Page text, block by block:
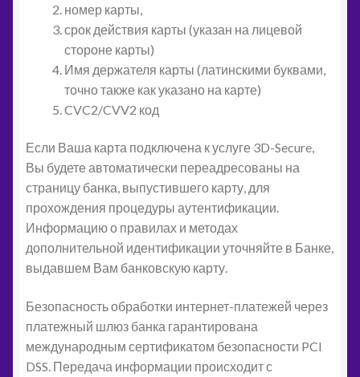
номер карты,
срок действия карты (указан на лицевой
стороне карты)
Имя держателя карты (латинскими буквами,
точно также как указано на карте)
CVC2/CVV2 код
Если Ваша карта подключена к услуге 3D-Secure,
Вы будете автоматически переадресованы на
страницу банка, выпустившего карту, для
прохождения процедуры аутентификации.
Информацию о правилах и методах
дополнительной идентификации уточняйте в Банке,
выдавшем Вам банковскую карту.
Безопасность обработки интернет-платежей через
платежный шлюз банка гарантирована
международным сертификатом безопасности PCI
DSS. Передача информации происходит с